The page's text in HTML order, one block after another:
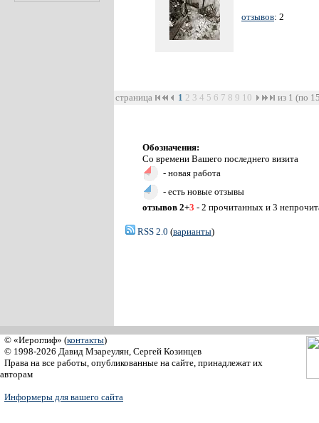
отзывов: 2
страница 1 2 3 4 5 6 7 8 9 10 из 1 (по
Обозначения:
Со времени Вашего последнего визита
- новая работа
- есть новые отзывы
отзывов 2+3 - 2 прочитанных и 3
RSS 2.0 (варианты)
© «Иероглиф» (контакты)
© 1998-2026 Давид Мзареулян, Сергей Козинцев
Права на все работы, опубликованные на сайте, принадлежат их
авторам
Информеры для вашего сайта